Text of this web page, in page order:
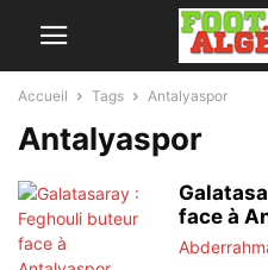
Accueil Tags Antalyaspor
Antalyaspor
face à